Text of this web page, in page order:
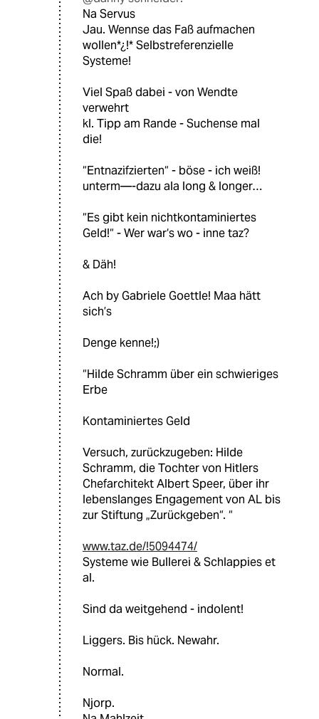
Na Servus
Jau. Wennse das Faß aufmachen
wollen*¿!* Selbstreferenzielle
Systeme!
Viel Spaß dabei - von Wendte
verwehrt
kl. Tipp am Rande - Suchense mal
die!
“Entnazifzierten“ - böse - ich weiß!
unterm—-dazu ala long & longer…
“Es gibt kein nichtkontaminiertes
Geld!“ - Wer war‘s wo - inne taz?
& Däh!
Ach by Gabriele Goettle! Maa hätt
sich’s
Denge kenne!;)
“Hilde Schramm über ein schwieriges
Erbe
Kontaminiertes Geld
Versuch, zurückzugeben: Hilde
Schramm, die Tochter von Hitlers
Chefarchitekt Albert Speer, über ihr
lebenslanges Engagement von AL bis
zur Stiftung „Zurückgeben“. “
www.taz.de/!5094474/
Systeme wie Bullerei & Schlappies et
al.
Sind da weitgehend - indolent!
Liggers. Bis hück. Newahr.
Normal.
Njorp.